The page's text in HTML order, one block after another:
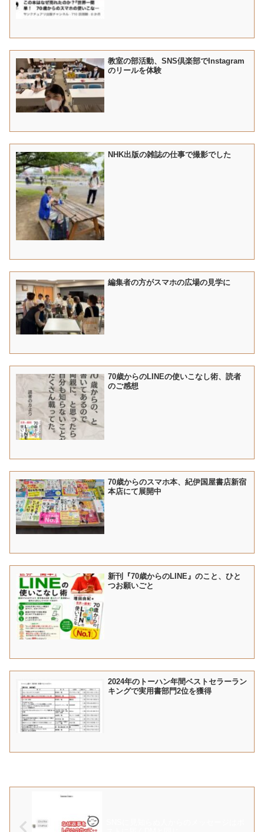
教室の部活動、SNS倶楽部でInstagram
のリールを体験
NHK出版の雑誌の仕事で撮影でした
編集者の方がスマホの広場の見学に
70歳からのLINEの使いこなし術、読者
のご感想
70歳からのスマホ本、紀伊国屋書店新宿
本店にて展開中
新刊『70歳からのLINE』のこと、ひと
つお願いごと
2024年のトーハン年間ベストセラーラン
キングで実用書部門2位を獲得